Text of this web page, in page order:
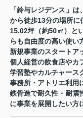
「鈴与レジデンス」
から徒歩13分の場所に
15.02坪（約50㎡）と
らも自由度の高い使い
新規事業のスタートア
個人経営の飲食店やカ
学習塾やカルチャース
事務所・アトリエ利用
鉄骨造で耐久性・耐震
に事業を展開したい方